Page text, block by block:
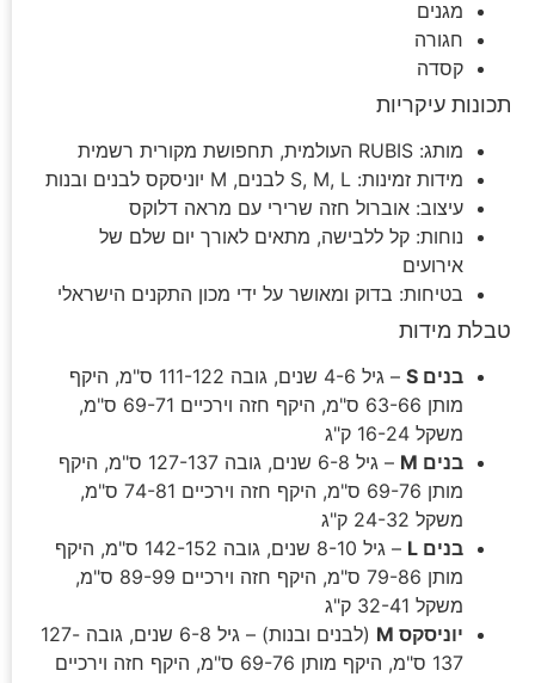
מגנים
חגורה
קסדה
תכונות עיקריות
מותג: RUBIS העולמית, תחפושת מקורית רשמית
מידות זמינות: S, M, L לבנים, M יוניסקס לבנים ובנות
עיצוב: אוברול חזה שרירי עם מראה דלוקס
נוחות: קל ללבישה, מתאים לאורך יום שלם של
אירועים
בטיחות: בדוק ומאושר על ידי מכון התקנים הישראלי
טבלת מידות
בנים S
– גיל 4-6 שנים, גובה 111-122 ס"מ, היקף
מותן 63-66 ס"מ, היקף חזה וירכיים 69-71 ס"מ,
משקל 16-24 ק"ג
בנים M
– גיל 6-8 שנים, גובה 127-137 ס"מ, היקף
מותן 69-76 ס"מ, היקף חזה וירכיים 74-81 ס"מ,
משקל 24-32 ק"ג
בנים L
– גיל 8-10 שנים, גובה 142-152 ס"מ, היקף
מותן 79-86 ס"מ, היקף חזה וירכיים 89-99 ס"מ,
משקל 32-41 ק"ג
יוניסקס M
(לבנים ובנות) – גיל 6-8 שנים, גובה 127-
137 ס"מ, היקף מותן 69-76 ס"מ, היקף חזה וירכיים